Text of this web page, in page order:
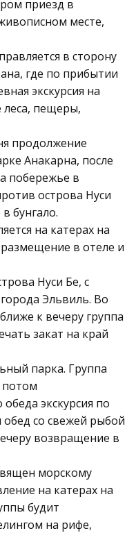
приезд в
месте,
в сторону
где по прибытии
экскурсия на
леса, пещеры,
продолжение
Анакарна, после
побережье в
острова Нуси
бунгало.
на катерах на
в отеле и
Нуси Бе, с
Эльвиль. Во
к вечеру группа
закат на край
парка. Группа
потом
экскурсия по
со свежей рыбой
возвращение в
морскому
на катерах на
будит
на рифе,